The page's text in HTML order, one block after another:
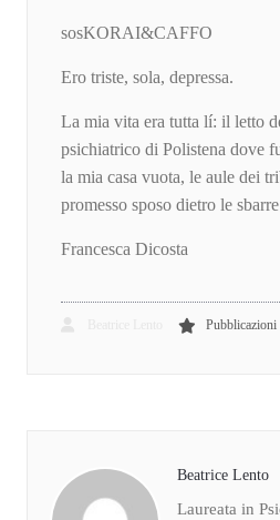
sosKORAI&CAFFO
Ero triste, sola, depressa.
La mia vita era tutta lí: il letto
psichiatrico di Polistena dove
la mia casa vuota, le aule dei
promesso sposo dietro le
Francesca Dicosta
Pubblicazioni
Beatrice Lento
Laureata in